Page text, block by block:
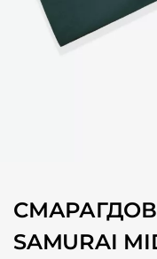
SAMURAI